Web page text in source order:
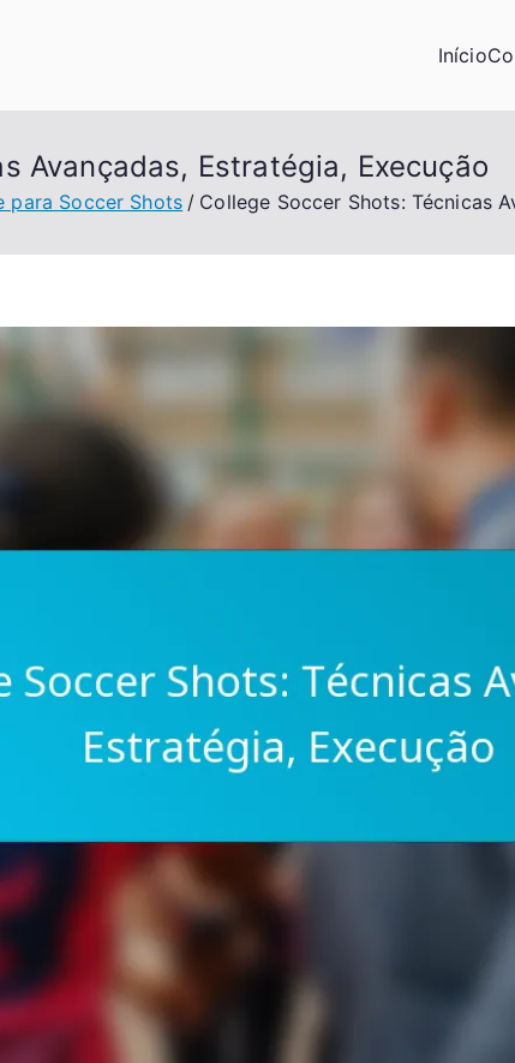
Início
Avançadas, Estratégia, Execução
para Soccer Shots College Soccer Shots: Técnicas